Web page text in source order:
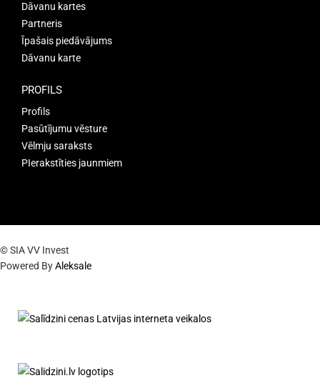
Dāvanu kartes
Partneris
Īpašais piedāvājums
Dāvanu karte
PROFILS
Profils
Pasūtījumu vēsture
Vēlmju saraksts
PIerakstīties jaunmiem
© SIA VV Invest
Powered ByAleksale